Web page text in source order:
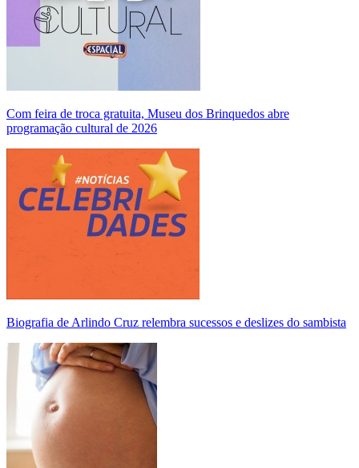
Com feira de troca gratuita, Museu dos Brinquedos abre
programação cultural de 2026
Biografia de Arlindo Cruz relembra sucessos e deslizes do sambista